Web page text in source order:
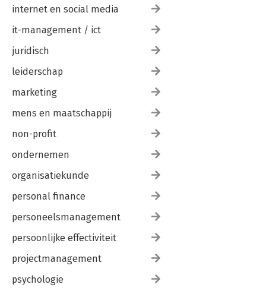
internet en social media
it-management / ict
juridisch
leiderschap
marketing
mens en maatschappij
non-profit
ondernemen
organisatiekunde
personal finance
personeelsmanagement
persoonlijke effectiviteit
projectmanagement
psychologie